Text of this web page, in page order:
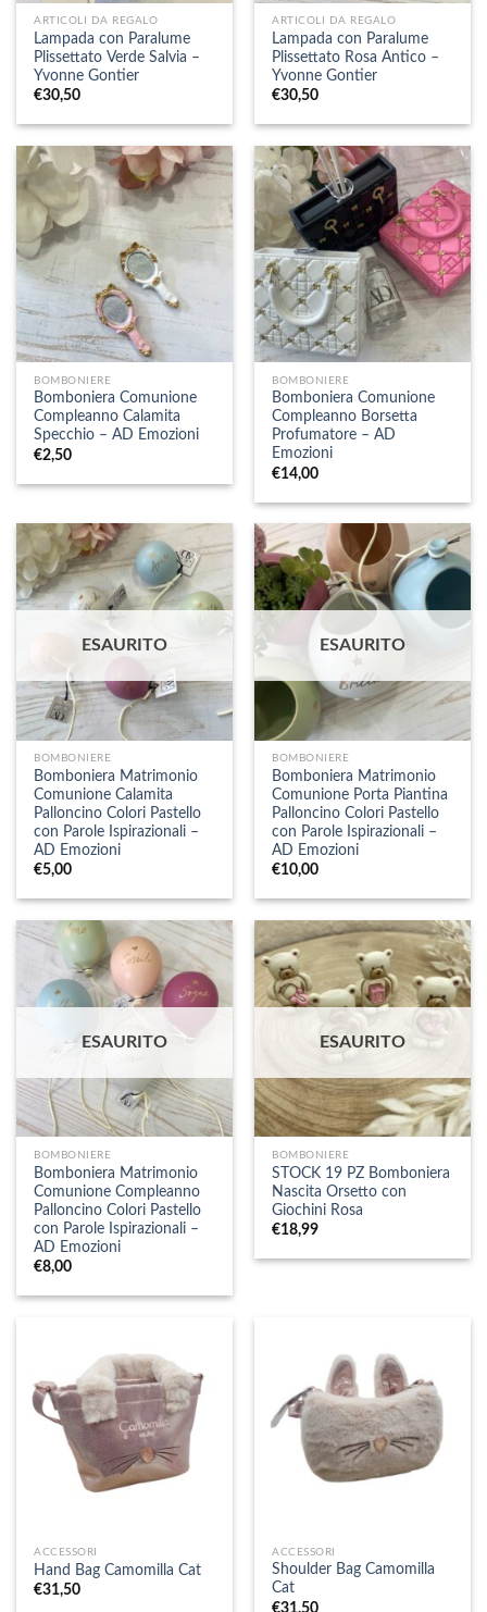
ARTICOLI DA REGALO
Lampada con Paralume
Plissettato Verde Salvia –
Yvonne Gontier
€30,50
ARTICOLI DA REGALO
Lampada con Paralume
Plissettato Rosa Antico –
Yvonne Gontier
€30,50
BOMBONIERE
Bomboniera Comunione
Compleanno Calamita
Specchio – AD Emozioni
€2,50
BOMBONIERE
Bomboniera Comunione
Compleanno Borsetta
Profumatore – AD
Emozioni
€14,00
ESAURITO
BOMBONIERE
Bomboniera Matrimonio
Comunione Calamita
Palloncino Colori Pastello
con Parole Ispirazionali –
AD Emozioni
€5,00
ESAURITO
BOMBONIERE
Bomboniera Matrimonio
Comunione Porta Piantina
Palloncino Colori Pastello
con Parole Ispirazionali –
AD Emozioni
€10,00
ESAURITO
BOMBONIERE
Bomboniera Matrimonio
Comunione Compleanno
Palloncino Colori Pastello
con Parole Ispirazionali –
AD Emozioni
€8,00
ESAURITO
BOMBONIERE
STOCK 19 PZ Bomboniera
Nascita Orsetto con
Giochini Rosa
€18,99
ACCESSORI
Hand Bag Camomilla Cat
€31,50
ACCESSORI
Shoulder Bag Camomilla
Cat
€31,50